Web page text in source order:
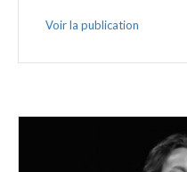
Voir la publication